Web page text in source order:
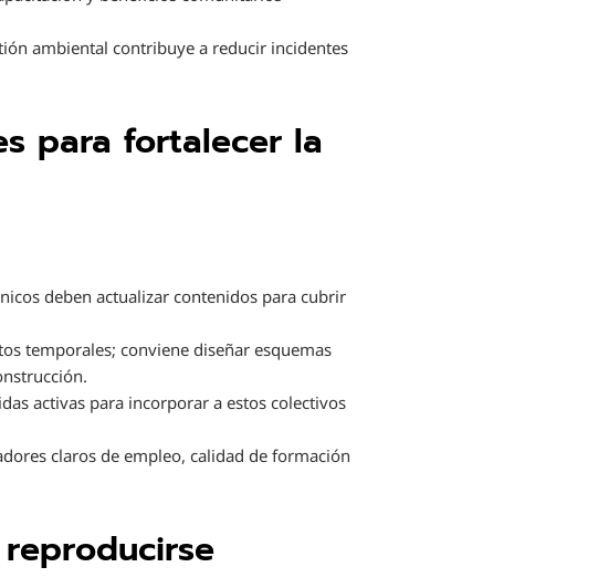
ambiental contribuye a reducir incidentes
para fortalecer la
deben actualizar contenidos para cubrir
temporales; conviene diseñar esquemas
activas para incorporar a estos colectivos
claros de empleo, calidad de formación